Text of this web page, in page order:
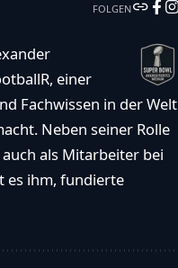
FOLGEN
einer
Fachwissen in der Welt
Neben seiner Rolle
als Mitarbeiter bei
es ihm, fundierte